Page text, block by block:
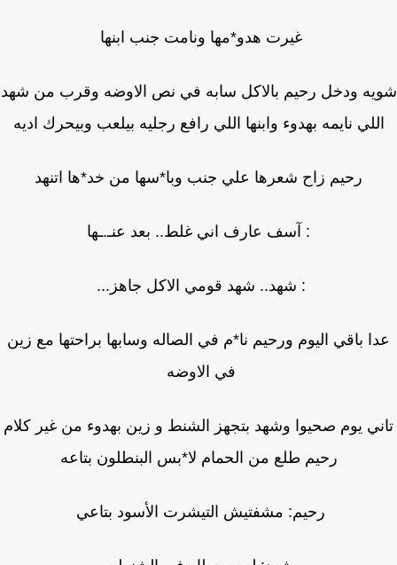
غيرت هدو*مها ونامت جنب ابنها
ودخل رحيم بالاكل سابه في نص الاوضه وقرب من شهد
نايمه بهدوء وابنها اللي رافع رجليه بيلعب وبيحرك اديه
رحيم زاح شعرها علي جنب وبا*سها من خد*ها اتنهد
: آسف عارف اني غلط.. بعد عنـ.ـها
: شهد.. شهد قومي الاكل جاهز...
باقي اليوم ورحيم نا*م في الصاله وسابها براحتها مع زين
في الاوضه
يوم صحيوا وشهد بتجهز الشنط و زين بهدوء من غير كلام
رحيم طلع من الحمام لا*بس البنطلون بتاعه
رحيم: مشفتيش التيشرت الأسود بتاعي